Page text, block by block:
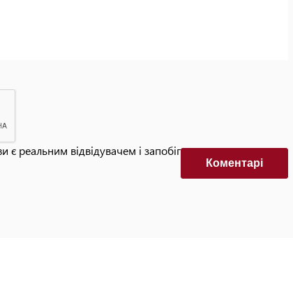
реальним відвідувачем і запобігти автоматизованим
Коментарi